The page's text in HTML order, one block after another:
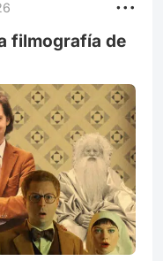
abandonado
h
filmografía de